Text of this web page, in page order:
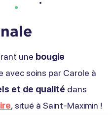
une bougie
avec soins par Carole à
et de qualité dans
, situé à Saint-Maximin !